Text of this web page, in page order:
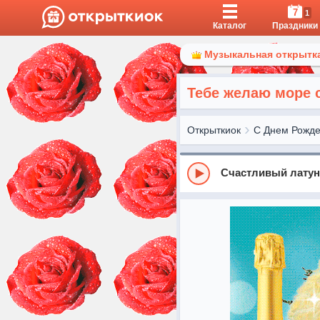
Каталог
7 1
Праздники
Музыкальная
Тебе желаю море
Открыткиок С Днем
Счастливый